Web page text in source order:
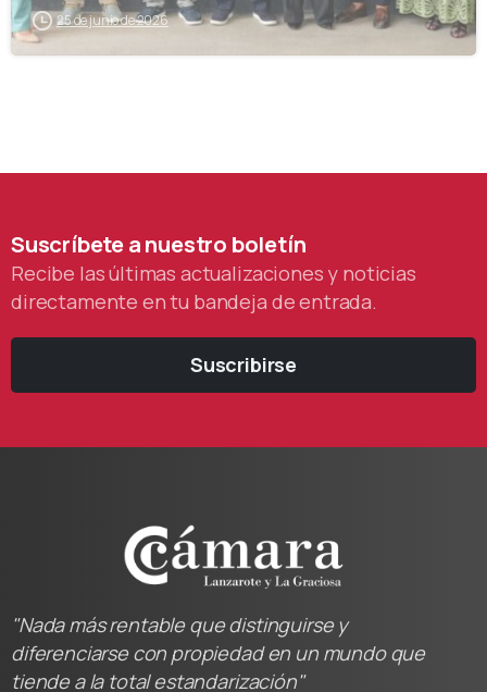
25 de junio de 2026
Suscríbeteanuestro boletín
Recibe las últimas actualizaciones y noticias
directamente en tu bandeja de entrada.
Suscribirse
"Nada más rentable que distinguirse y
diferenciarse con propiedad en un mundo que
tiende a la total estandarización"